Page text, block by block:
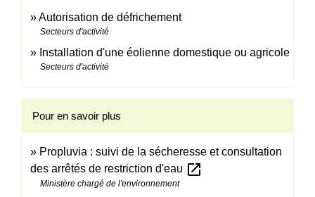
Autorisation de défrichement
Secteurs d'activité
Installation d'une éolienne domestique ou agricole
Secteurs d'activité
Pour en savoir plus
Propluvia : suivi de la sécheresse et consultation
des arrêtés de restriction d'eau open_in_new
Ministère chargé de l'environnement